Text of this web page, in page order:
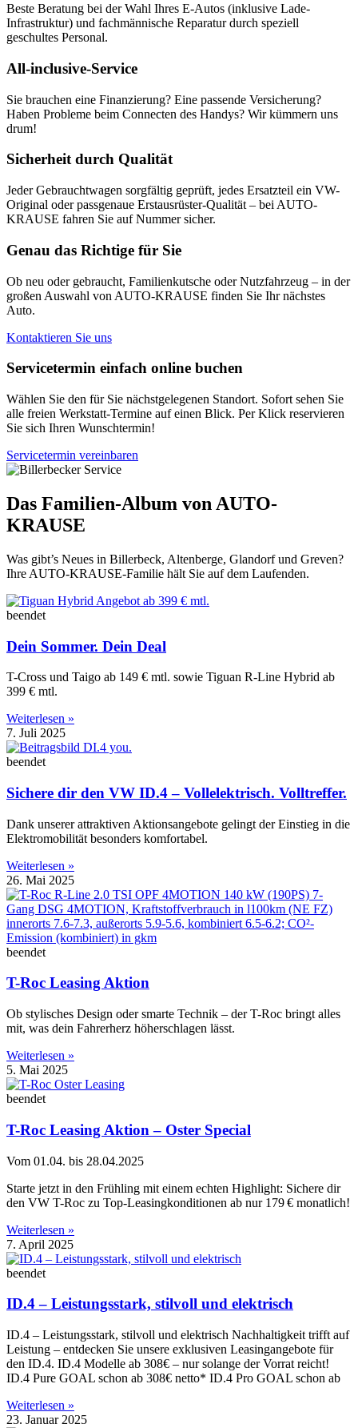
Beste Beratung bei der Wahl Ihres E-Autos (inklusive Lade-
Infrastruktur) und fachmännische Reparatur durch speziell
geschultes Personal.
All-inclusive-Service
Sie brauchen eine Finanzierung? Eine passende Versicherung?
Haben Probleme beim Connecten des Handys? Wir kümmern uns
drum!
Sicherheit durch Qualität
Jeder Gebrauchtwagen sorgfältig geprüft, jedes Ersatzteil ein VW-
Original oder passgenaue Erstausrüster-Qualität – bei AUTO-
KRAUSE fahren Sie auf Nummer sicher.
Genau das Richtige für Sie
Ob neu oder gebraucht, Familienkutsche oder Nutzfahrzeug – in der
großen Auswahl von AUTO-KRAUSE finden Sie Ihr nächstes
Auto.
Kontaktieren Sie uns
Servicetermin einfach online buchen
Wählen Sie den für Sie nächstgelegenen Standort. Sofort sehen Sie
alle freien Werkstatt-Termine auf einen Blick. Per Klick reservieren
Sie sich Ihren Wunschtermin!
Servicetermin vereinbaren
Das Familien-Album von AUTO-
KRAUSE
Was gibt’s Neues in Billerbeck, Altenberge, Glandorf und Greven?
Ihre AUTO-KRAUSE-Familie hält Sie auf dem Laufenden.
beendet
Dein Sommer. Dein Deal​
T-Cross und Taigo ab 149 € mtl. sowie Tiguan R-Line Hybrid ab
399 € mtl.
Weiterlesen »
7. Juli 2025
beendet
Sichere dir den VW ID.4 – Vollelektrisch. Volltreffer.
Dank unserer attraktiven Aktionsangebote gelingt der Einstieg in die
Elektromobilität besonders komfortabel.
Weiterlesen »
26. Mai 2025
beendet
T-Roc Leasing Aktion
Ob stylisches Design oder smarte Technik – der T-Roc bringt alles
mit, was dein Fahrerherz höherschlagen lässt.
Weiterlesen »
5. Mai 2025
beendet
T-Roc Leasing Aktion – Oster Special
Vom 01.04. bis 28.04.2025
Starte jetzt in den Frühling mit einem echten Highlight: Sichere dir
den VW T-Roc zu Top-Leasingkonditionen ab nur 179 € monatlich!
Weiterlesen »
7. April 2025
beendet
ID.4 – Leistungsstark, stilvoll und elektrisch
ID.4 – Leistungsstark, stilvoll und elektrisch Nachhaltigkeit trifft auf
Leistung – entdecken Sie unsere exklusiven Leasingangebote für
den ID.4. ID.4 Modelle ab 308€ – nur solange der Vorrat reicht!
ID.4 Pure GOAL schon ab 308€ netto* ID.4 Pro GOAL schon ab
Weiterlesen »
23. Januar 2025